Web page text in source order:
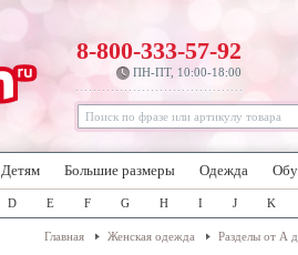
8-800-333-57-92
ПН-ПТ, 10:00-18:00
Детям Большие размеры Одежда
D E F G H I J K
Главная Женская одежда Разделы от А